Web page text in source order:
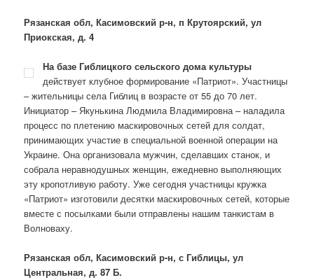
Рязанская обл, Касимовский р-н, п Крутоярский, ул
Приокская, д. 4
На базе Гиблицкого сельского дома культуры
действует клубное формирование «Патриот». Участницы
– жительницы села Гиблиц в возрасте от 55 до 70 лет.
Инициатор – Якунькина Людмила Владимировна – наладила
процесс по плетению маскировочных сетей для солдат,
принимающих участие в специальной военной операции на
Украине. Она организовала мужчин, сделавших станок, и
собрала неравнодушных женщин, ежедневно выполняющих
эту кропотливую работу. Уже сегодня участницы кружка
«Патриот» изготовили десятки маскировочных сетей, которые
вместе с посылками были отправлены нашим танкистам в
Волноваху.
Рязанская обл, Касимовский р-н, с Гиблицы, ул
Центральная, д. 87 Б.